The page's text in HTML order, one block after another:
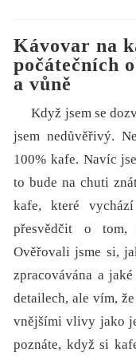
Kávovar na
počátečních
a vůně
Když jsem se
jsem nedůvěřivý.
100% kafe. Navíc
to bude na chuti
kafe, které
přesvědčit o
Ověřovali jsme si,
zpracovávána a
detailech, ale vím,
vnějšími vlivy jako
poznáte, když si